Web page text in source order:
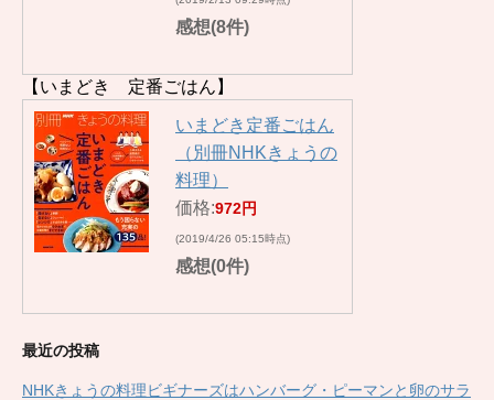
感想(8件)
【いまどき 定番ごはん】
いまどき定番ごはん
（別冊NHKきょうの
料理）
価格:972円
(2019/4/26 05:15時点)
感想(0件)
最近の投稿
NHKきょうの料理ビギナーズはハンバーグ・ピーマンと卵のサラ